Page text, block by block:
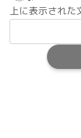
上に表示された